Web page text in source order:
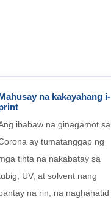
na kakayahang i-
ibabaw na ginagamot sa
ay tumatanggap ng
tinta na nakabatay sa
UV, at solvent nang
na rin, na naghahatid